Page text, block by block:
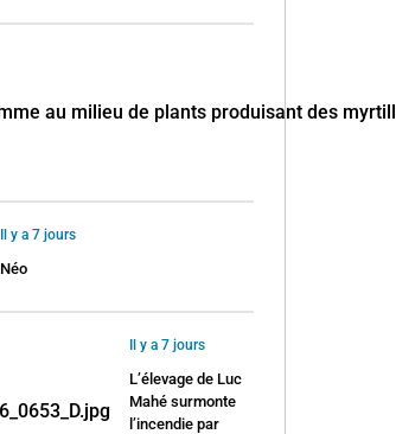
Il y a 7 jours
Néo
Il y a 7 jours
L’élevage de Luc
Mahé surmonte
l’incendie par